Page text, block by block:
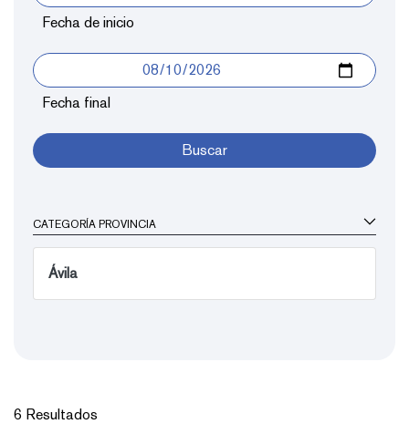
Fecha de inicio
Fecha final
Buscar
CATEGORÍA PROVINCIA
Ávila
6 Resultados